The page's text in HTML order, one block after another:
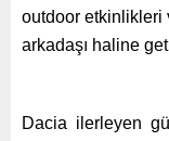
outdoor etkinlikleri
arkadaşı haline
Dacia ilerleyen